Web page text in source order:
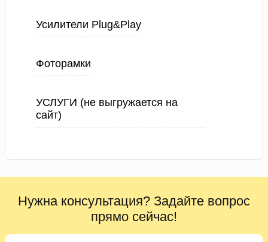
Усилители Plug&Play
Фоторамки
УСЛУГИ (не выгружается на
сайт)
Нужна консультация? Задайте вопрос
прямо сейчас!